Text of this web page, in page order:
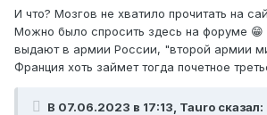
И что? Мозгов не хватило прочитать на
Можно было спросить здесь на форуме 😁
выдают в армии России, "второй армии
Франция хоть займет тогда почетное
В 07.06.2023 в 17:13, Tauro сказал: